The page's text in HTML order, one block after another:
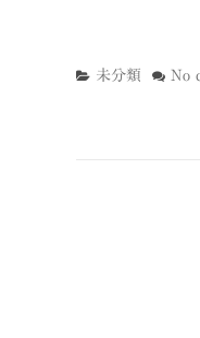
未分類 No